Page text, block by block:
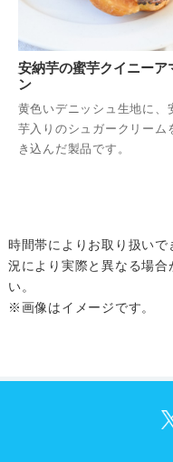
安納芋の蜜芋クイニーア
ン
黄色いデニッシュ生地に、
芋入りのシュガークリーム
き込んだ製品です。
時間帯によりお取り扱い
況により実際と異なる場
い。
※画像はイメージです。